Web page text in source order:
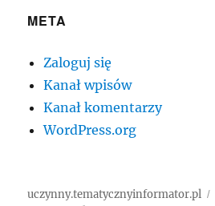
META
Zaloguj się
Kanał wpisów
Kanał komentarzy
WordPress.org
uczynny.tematycznyinformator.pl